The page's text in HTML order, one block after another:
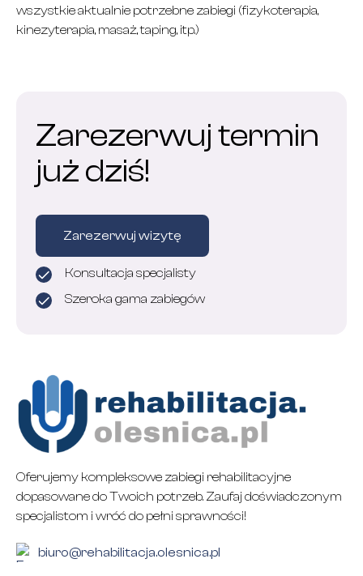
wszystkie aktualnie potrzebne zabiegi (fizykoterapia,
kinezyterapia, masaż, taping, itp.)
Zarezerwuj termin
już dziś!
Zarezerwuj wizytę
Konsultacja specjalisty
Szeroka gama zabiegów
Oferujemy kompleksowe zabiegi rehabilitacyjne
dopasowane do Twoich potrzeb. Zaufaj doświadczonym
specjalistom i wróć do pełni sprawności!
biuro@rehabilitacja.olesnica.pl